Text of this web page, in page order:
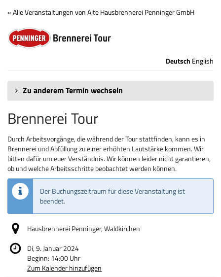
Zum
Haupt-
Inhalt
springen
« Alle Veranstaltungen von Alte Hausbrennerei Penninger GmbH
Brennerei
Tour Deutsch English
Zu anderem Termin wechseln
Brennerei Tour
Durch Arbeitsvorgänge, die während der Tour stattfinden, kann es in
Brennerei und Abfüllung zu einer erhöhten Lautstärke kommen. Wir
bitten dafür um euer Verständnis. Wir können leider nicht garantieren,
ob und welche Arbeitsschritte beobachtet werden können.
Der Buchungszeitraum für diese Veranstaltung ist
beendet.
Hausbrennerei Penninger, Waldkirchen
Di, 9. Januar 2024
Beginn: 14:00Uhr
Zum Kalender hinzufügen